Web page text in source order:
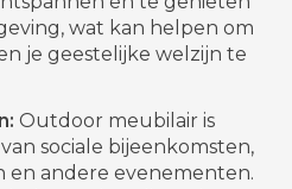
wat kan helpen om
je geestelijke welzijn te
Outdoor meubilair is
sociale bijeenkomsten,
en andere evenementen.